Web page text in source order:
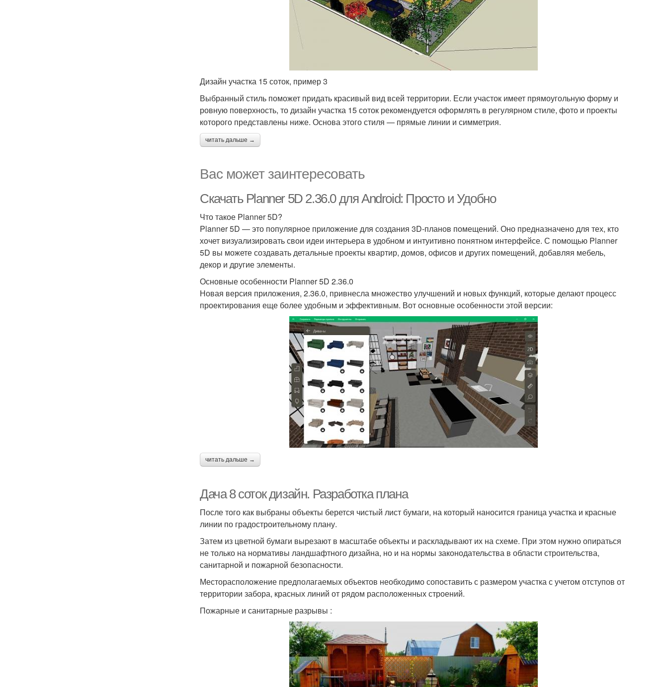
Дизайн участка 15 соток, пример 3
Выбранный стиль поможет придать красивый вид всей территории. Если участок имеет прямоугольную форму и
ровную поверхность, то дизайн участка 15 соток рекомендуется оформлять в регулярном стиле, фото и проекты
которого представлены ниже. Основа этого стиля — прямые линии и симметрия.
читать дальше →
Вас может заинтересовать
Скачать Planner 5D 2.36.0 для Android: Просто и Удобно
Что такое Planner 5D?
Planner 5D — это популярное приложение для создания 3D-планов помещений. Оно предназначено для тех, кто
хочет визуализировать свои идеи интерьера в удобном и интуитивно понятном интерфейсе. С помощью Planner
5D вы можете создавать детальные проекты квартир, домов, офисов и других помещений, добавляя мебель,
декор и другие элементы.
Основные особенности Planner 5D 2.36.0
Новая версия приложения, 2.36.0, привнесла множество улучшений и новых функций, которые делают процесс
проектирования еще более удобным и эффективным. Вот основные особенности этой версии:
читать дальше →
Дача 8 соток дизайн. Разработка плана
После того как выбраны объекты берется чистый лист бумаги, на который наносится граница участка и красные
линии по градостроительному плану.
Затем из цветной бумаги вырезают в масштабе объекты и раскладывают их на схеме. При этом нужно опираться
не только на нормативы ландшафтного дизайна, но и на нормы законодательства в области строительства,
санитарной и пожарной безопасности.
Месторасположение предполагаемых объектов необходимо сопоставить с размером участка с учетом отступов от
территории забора, красных линий от рядом расположенных строений.
Пожарные и санитарные разрывы :